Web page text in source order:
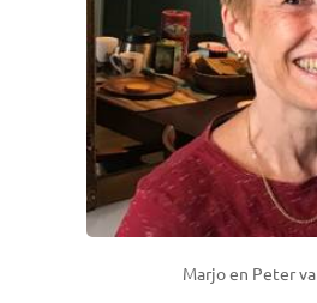
Marjo en Peter